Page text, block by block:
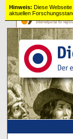
Mainzer
Republik
Hinweis: Diese
aktuellen